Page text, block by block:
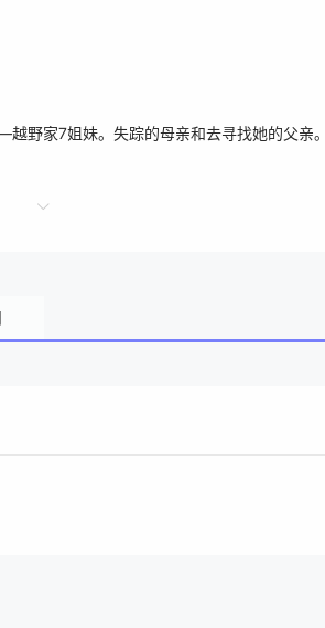
野家7姐妹。失踪的母亲和去寻找她的父亲